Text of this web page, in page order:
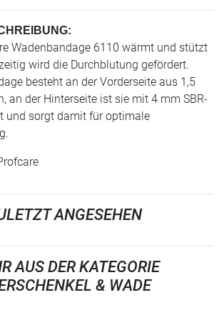
Wadenbandage 6110 wärmt und stützt
wird die Durchblutung gefördert.
besteht an der Vorderseite aus 1,5
an der Hinterseite ist sie mit 4 mm SBR-
und sorgt damit für optimale
ANGESEHEN
AUS DER KATEGORIE
& WADE